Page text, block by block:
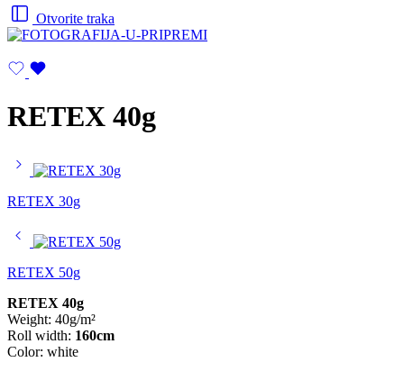
Otvorite traka
RETEX 40g
RETEX 30g
RETEX 50g
RETEX 40g
Weight: 40g/m²
Roll width: 160cm
Color: white